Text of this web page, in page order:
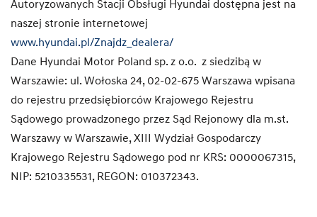
Autoryzowanych Stacji Obsługi Hyundai dostępna jest na
naszej stronie internetowej
www.hyundai.pl/Znajdz_dealera/
Dane Hyundai Motor Poland sp. z o.o. z siedzibą w
Warszawie: ul. Wołoska 24, 02-02-675 Warszawa wpisana
do rejestru przedsiębiorców Krajowego Rejestru
Sądowego prowadzonego przez Sąd Rejonowy dla m.st.
Warszawy w Warszawie, XIII Wydział Gospodarczy
Krajowego Rejestru Sądowego pod nr KRS: 0000067315,
NIP: 5210335531, REGON: 010372343.